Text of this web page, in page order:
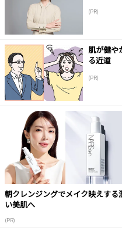
(PR)
肌が健や
る近道
(PR)
朝クレンジングでメイク映えする
い美肌へ
(PR)